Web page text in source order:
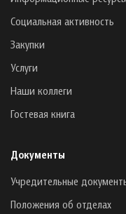
Социальная активность
Закупки
Услуги
Наши коллеги
Гостевая книга
Документы
Учредительные
Положения об отделах